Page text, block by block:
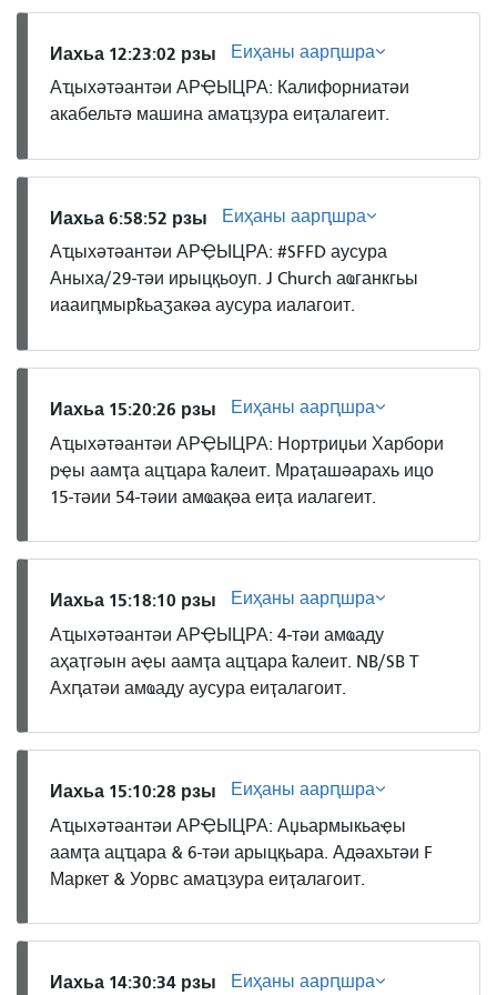
Иахьа 12:23:02 рзы
Еиҳаны аарԥшра
Аҵыхәтәантәи АРҾЫЦРА: Калифорниатәи
акабельтә машина амаҵзура еиҭалагеит.
Иахьа 6:58:52 рзы
Еиҳаны аарԥшра
Аҵыхәтәантәи АРҾЫЦРА: #SFFD аусура
Аныха/29-тәи ирыцқьоуп. J Church аҩганкгьы
иааиԥмырҟьаӡакәа аусура иалагоит.
Иахьа 15:20:26 рзы
Еиҳаны аарԥшра
Аҵыхәтәантәи АРҾЫЦРА: Нортриџьи Харбори
рҿы аамҭа ацҵара ҟалеит. Мраҭашәарахь ицо
15-тәии 54-тәии амҩақәа еиҭа иалагеит.
Иахьа 15:18:10 рзы
Еиҳаны аарԥшра
Аҵыхәтәантәи АРҾЫЦРА: 4-тәи амҩаду
аҳаҭгәын аҿы аамҭа ацҵара ҟалеит. NB/SB T
Ахԥатәи амҩаду аусура еиҭалагоит.
Иахьа 15:10:28 рзы
Еиҳаны аарԥшра
Аҵыхәтәантәи АРҾЫЦРА: Аџьармыкьаҿы
аамҭа ацҵара & 6-тәи арыцқьара. Адәахьтәи F
Маркет & Уорвс амаҵзура еиҭалагоит.
Иахьа 14:30:34 рзы
Еиҳаны аарԥшра